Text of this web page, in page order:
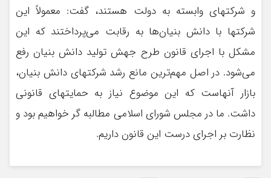
و شرکتهای وابسته به دولت هستند، گفت: معمولاً این
شرکتها با دانش بنیان‌ها به رقابت می‌پرداختند که این
مشکل با اجرای قانون طرح جهش تولید دانش بنیان رفع
می‌شود. در اصل مهم‌ترین مانع رشد شرکتهای دانش بنیان،
بازار آنهاست که این موضوع نیاز به حمایتهای قانونی
داشت. ما در مجلس شورای اسلامی مطالبه گر خواهیم بود و
نظارت بر اجرای درست این قانون داریم.